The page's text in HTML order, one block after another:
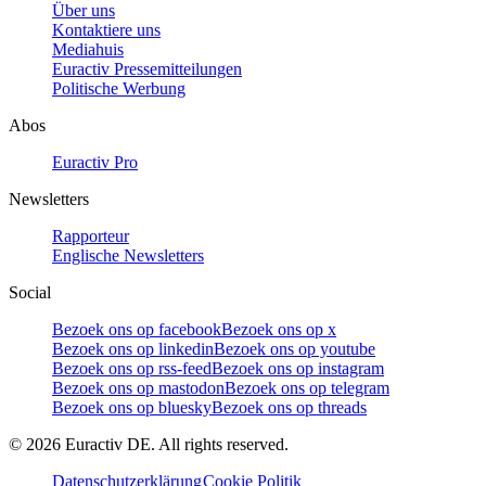
Über uns
Kontaktiere uns
Mediahuis
Euractiv Pressemitteilungen
Politische Werbung
Abos
Euractiv Pro
Newsletters
Rapporteur
Englische Newsletters
Social
Bezoek ons op facebookBezoek ons op x
Bezoek ons op linkedinBezoek ons op youtube
Bezoek ons op rss-feedBezoek ons op instagram
Bezoek ons op mastodonBezoek ons op telegram
Bezoek ons op blueskyBezoek ons op threads
© 2026 Euractiv DE. All rights reserved.
DatenschutzerklärungCookie Politik